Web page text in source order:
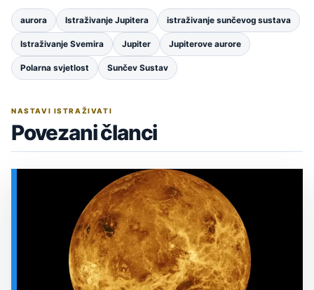
aurora Istraživanje Jupitera istraživanje sunčevog sustava
Istraživanje Svemira Jupiter Jupiterove aurore
Polarna svjetlost Sunčev Sustav
NASTAVI ISTRAŽIVATI
Povezani članci